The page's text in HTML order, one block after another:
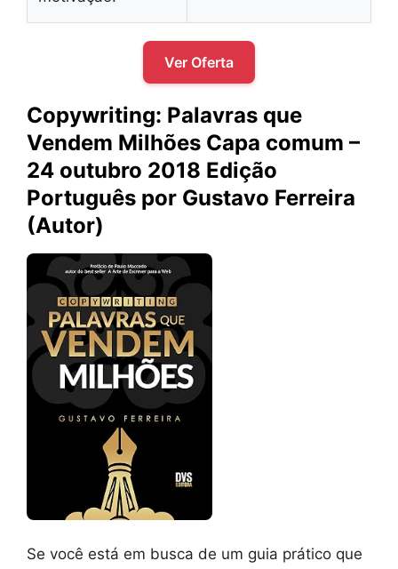
Ver Oferta
Copywriting: Palavras que
Vendem Milhões Capa comum –
24 outubro 2018 Edição
Português por Gustavo Ferreira
(Autor)
Se você está em busca de um guia prático que